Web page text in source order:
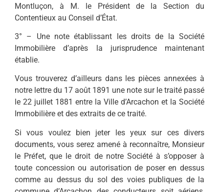
Montluçon, à M. le Président de la Section du
Contentieux au Conseil d’État.
3° – Une note établissant les droits de la Société
Immobilière d’après la jurisprudence maintenant
établie.
Vous trouverez d’ailleurs dans les pièces annexées à
notre lettre du 17 août 1891 une note sur le traité passé
le 22 juillet 1881 entre la Ville d’Arcachon et la Société
Immobilière et des extraits de ce traité.
Si vous voulez bien jeter les yeux sur ces divers
documents, vous serez amené à reconnaître, Monsieur
le Préfet, que le droit de notre Société à s’opposer à
toute concession ou autorisation de poser en dessus
comme au dessus du sol des voies publiques de la